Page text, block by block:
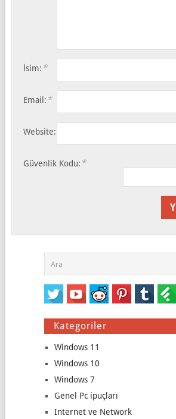
İsim: *
Email: *
Website:
Güvenlik Kodu: *
Kategoriler
Windows 11
Windows 10
Windows 7
Genel Pc ipuçları
Internet ve Network